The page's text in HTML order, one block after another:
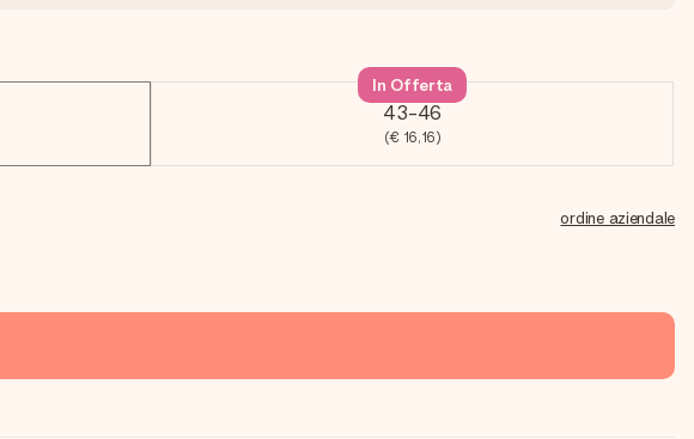
43-46
(€ 16,16)
In Offerta
ordine aziendale